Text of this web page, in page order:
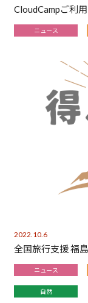
CloudCampご利
ニュース
2022.10.6
全国旅行支援 福
ニュース
自然